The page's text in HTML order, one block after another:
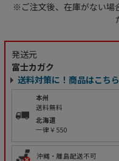
※ご注文後、在庫がない場
発送元
富士カガク
送料対策に！商品はこちら
本州
送料無料
北海道
一律￥550
沖縄・離島配送不可